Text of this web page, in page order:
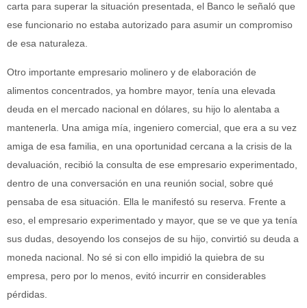
carta para superar la situación presentada, el Banco le señaló que
ese funcionario no estaba autorizado para asumir un compromiso
de esa naturaleza.
Otro importante empresario molinero y de elaboración de
alimentos concentrados, ya hombre mayor, tenía una elevada
deuda en el mercado nacional en dólares, su hijo lo alentaba a
mantenerla. Una amiga mía, ingeniero comercial, que era a su vez
amiga de esa familia, en una oportunidad cercana a la crisis de la
devaluación, recibió la consulta de ese empresario experimentado,
dentro de una conversación en una reunión social, sobre qué
pensaba de esa situación. Ella le manifestó su reserva. Frente a
eso, el empresario experimentado y mayor, que se ve que ya tenía
sus dudas, desoyendo los consejos de su hijo, convirtió su deuda a
moneda nacional. No sé si con ello impidió la quiebra de su
empresa, pero por lo menos, evitó incurrir en considerables
pérdidas.